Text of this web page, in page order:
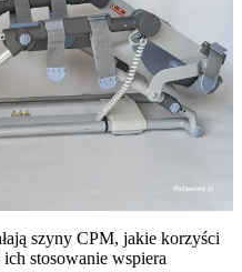
szyny CPM, jakie korzyści
stosowanie wspiera